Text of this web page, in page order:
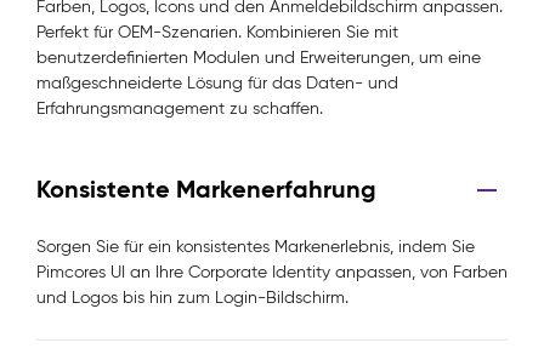
Farben, Logos, Icons und den Anmeldebildschirm anpassen.
Perfekt für OEM-Szenarien. Kombinieren Sie mit
benutzerdefinierten Modulen und Erweiterungen, um eine
maßgeschneiderte Lösung für das Daten- und
Erfahrungsmanagement zu schaffen.
Konsistente Markenerfahrung
Sorgen Sie für ein konsistentes Markenerlebnis, indem Sie
Pimcores UI an Ihre Corporate Identity anpassen, von Farben
und Logos bis hin zum Login-Bildschirm.